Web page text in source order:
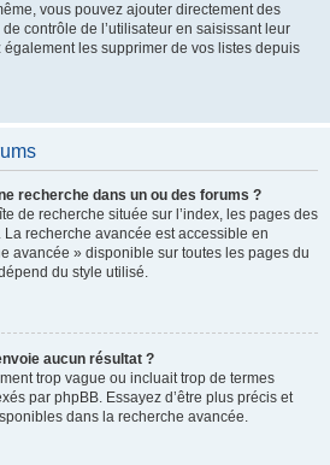
vous pouvez ajouter directement des
contrôle de l’utilisateur en saisissant leur
également les supprimer de vos listes depuis
recherche dans un ou des forums ?
de recherche située sur l’index, les pages des
recherche avancée est accessible en
avancée » disponible sur toutes les pages du
du style utilisé.
aucun résultat ?
trop vague ou incluait trop de termes
par phpBB. Essayez d’être plus précis et
dans la recherche avancée.